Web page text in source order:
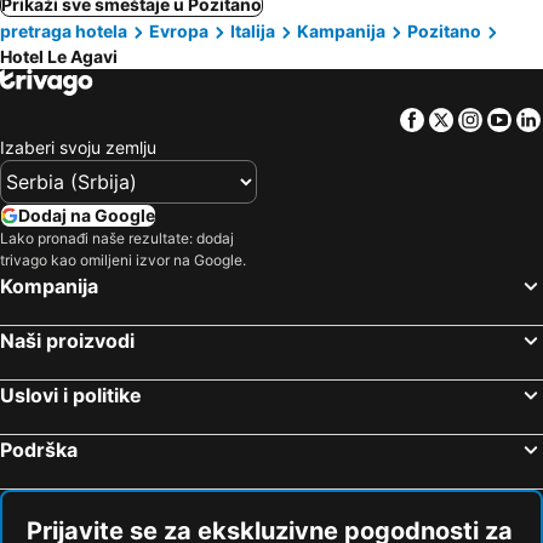
Prikaži sve smeštaje u Pozitano
pretraga hotela
Evropa Italija Kampanija
Pozitano
Hotel Le Agavi
Facebook
Twitter
Izaberi svoju zemlju
Dodaj na Google
Lako pronađi naše rezultate: dodaj
trivago kao omiljeni izvor na Google.
Kompanija
Naši proizvodi
Uslovi i politike
Podrška
Prijavite se za ekskluzivne pogodnosti za